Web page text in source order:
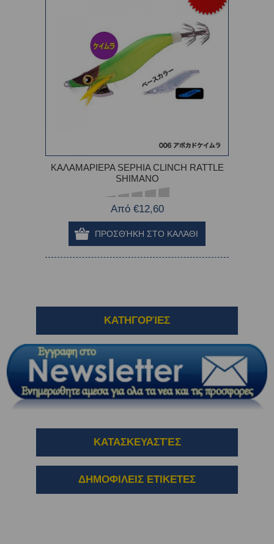
ΚΑΛΑΜΑΡΙΕΡΑ SEPHIA CLINCH RATTLE
SHIMANO
Από €12,60
ΚΑΤΗΓΟΡΊΕΣ
ΚΑΤΑΣΚΕΥΑΣΤΈΣ
ΔΗΜΟΦΙΛΕΙΣ ΕΤΙΚΕΤΕΣ